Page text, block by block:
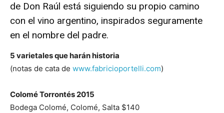
de Don Raúl está siguiendo su propio camino
con el vino argentino, inspirados seguramente
en el nombre del padre.
5 varietales que harán historia
(notas de cata de www.fabricioportelli.com)
Colomé Torrontés 2015
Bodega Colomé, Colomé, Salta $140